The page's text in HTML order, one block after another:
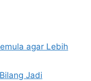
agar Lebih
Jadi